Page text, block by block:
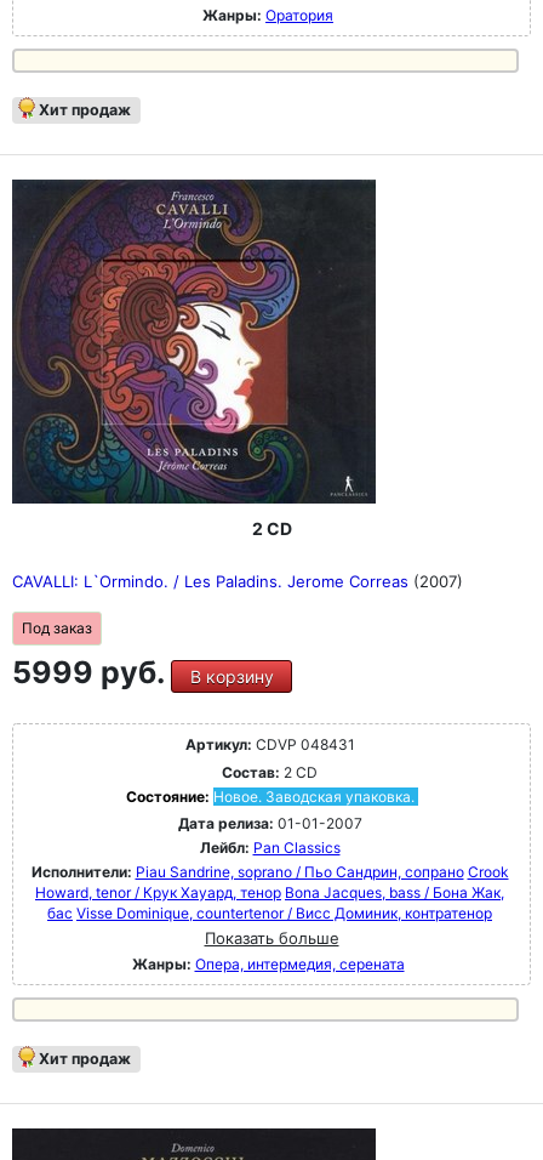
Жанры: Оратория
Хит продаж
2 CD
CAVALLI: L`Ormindo. / Les Paladins. Jerome Correas (2007)
Под заказ
5999 руб. В корзину
Артикул: CDVP 048431
Состав: 2 CD
Состояние: Новое. Заводская упаковка.
Дата релиза: 01-01-2007
Лейбл: Pan Classics
Исполнители: Piau Sandrine, soprano / Пьо Сандрин, сопрано Crook
Howard, tenor / Крук Хауард, тенор Bona Jacques, bass / Бона Жак,
бас Visse Dominique, countertenor / Висс Доминик, контратенор
Показать больше
Жанры: Опера, интермедия, серената
Хит продаж